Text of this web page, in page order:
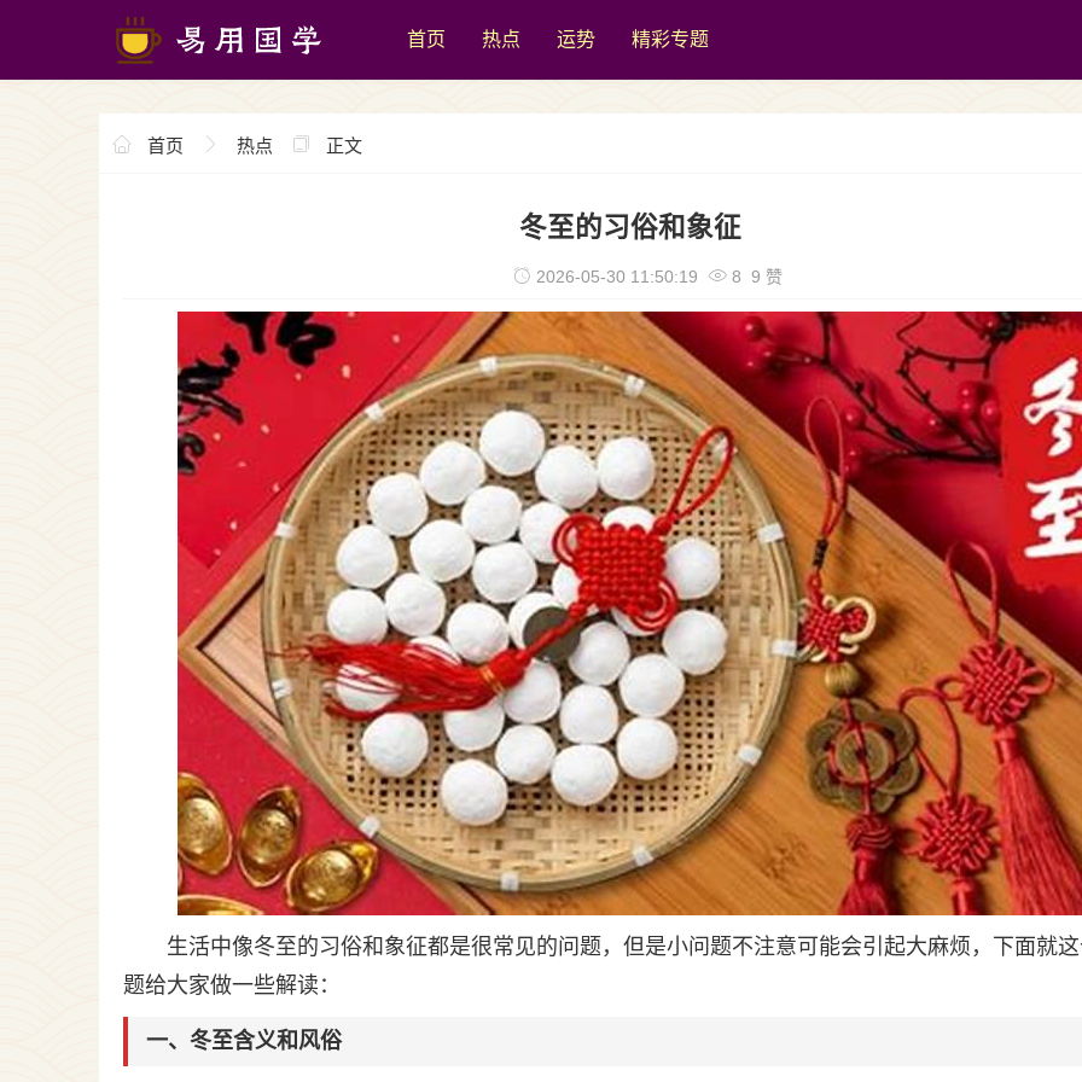
首页 热点 运势 精彩专题
首页 热点 正文
冬至的习俗和象征
2026-05-30 11:50:19 8 9 赞
生活中像冬至的习俗和象征都是很常见的问题，但是小问题不注意可能会引起大麻烦，下面就
题给大家做一些解读：
一、冬至含义和风俗